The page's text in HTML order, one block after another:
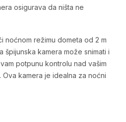
osigurava da ništa ne
noćnom režimu dometa od 2 m
špijunska kamera može snimati i
potpunu kontrolu nad vašim
kamera je idealna za noćni